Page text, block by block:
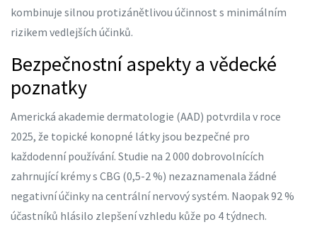
kombinuje silnou protizánětlivou účinnost s minimálním
rizikem vedlejších účinků.
Bezpečnostní aspekty a vědecké
poznatky
Americká akademie dermatologie (AAD) potvrdila v roce
2025, že topické konopné látky jsou bezpečné pro
každodenní používání. Studie na 2 000 dobrovolnících
zahrnující krémy s CBG (0,5-2 %) nezaznamenala žádné
negativní účinky na centrální nervový systém. Naopak 92 %
účastníků hlásilo zlepšení vzhledu kůže po 4 týdnech.